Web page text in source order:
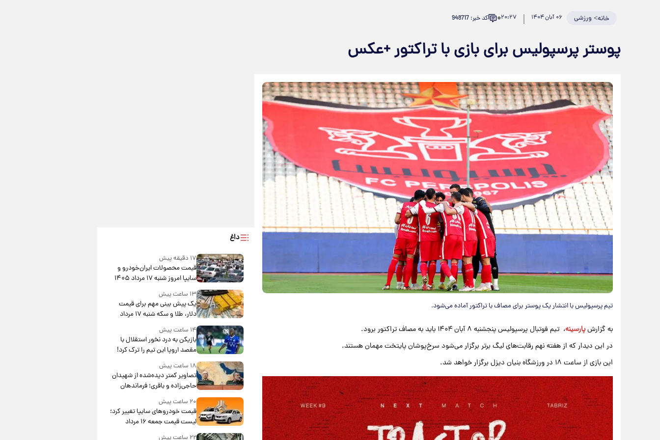
خانه> ورزشی ۰۶ آبان ۱۴۰۴ ۲۰:۲۷۰ کد خبر: 948717
پوستر پرسپولیس برای بازی با تراکتور +عکس
تیم پرسپولیس با انتشار یک پوستر برای مصاف با تراکتور آماده می‌شود.
به گزارشپارسینه، تیم فوتبال پرسپولیس پنجشنبه ۸ آبان ۱۴۰۴ باید به مصاف تراکتور برود.
در این دیدار که از هفته نهم رقابت‌های لیگ برتر برگزار می‌شود سرخ‌پوشان پایتخت مهمان هستند.
این بازی از ساعت ۱۸ در ورزشگاه بنیان دیزل برگزار خواهد شد.
داغ
۱۷ دقیقه پیش
قیمت محصولات ایران‌خودرو و
سایپا امروز شنبه ۱۷ مرداد ۱۴۰۵
۱۳ ساعت پیش
یک پیش ‌بینی مهم برای قیمت
دلار، طلا و سکه شنبه ۱۷ مرداد
۱۴۰۵
۱۴ ساعت پیش
بازیکن به درد نخور استقلال با
مقصد اروپا این تیم را ترک کرد!
۱۸ ساعت پیش
تصاویر کمتر دیده‌شده از شهیدان
حاجی‌زاده و باقری؛ فرماندهان
۲۰ ساعت پیش
قیمت خودروهای سایپا تغییر کرد؛
لیست قیمت جمعه ۱۶ مرداد
۲۲ ساعت پیش